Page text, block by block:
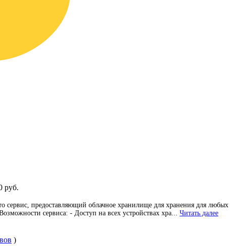
руб.
сервис, предоставляющий облачное хранилище для хранения для любых
сервиса: - Доступ на всех устройствах хра... Читать далее
)